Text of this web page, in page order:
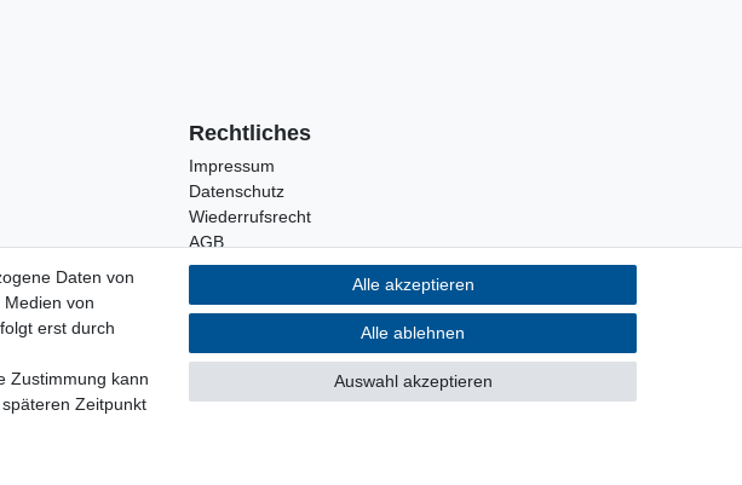
Rechtliches
Impressum
Datenschutz
Wiederrufsrecht
AGB
Daten von
von
erst durch
Zustimmung kann
Zeitpunkt
Alle akzeptieren
Alle ablehnen
Auswahl akzeptieren